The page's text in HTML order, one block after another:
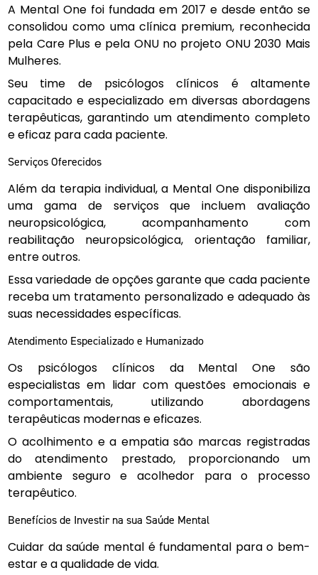
A Mental One foi fundada em 2017 e desde então se
consolidou como uma clínica premium, reconhecida
pela Care Plus e pela ONU no projeto ONU 2030 Mais
Mulheres.
Seu time de psicólogos clínicos é altamente
capacitado e especializado em diversas abordagens
terapêuticas, garantindo um atendimento completo
e eficaz para cada paciente.
Serviços Oferecidos
Além da terapia individual, a Mental One disponibiliza
uma gama de serviços que incluem avaliação
neuropsicológica, acompanhamento com
reabilitação neuropsicológica, orientação familiar,
entre outros.
Essa variedade de opções garante que cada paciente
receba um tratamento personalizado e adequado às
suas necessidades específicas.
Atendimento Especializado e Humanizado
Os psicólogos clínicos da Mental One são
especialistas em lidar com questões emocionais e
comportamentais, utilizando abordagens
terapêuticas modernas e eficazes.
O acolhimento e a empatia são marcas registradas
do atendimento prestado, proporcionando um
ambiente seguro e acolhedor para o processo
terapêutico.
Benefícios de Investir na sua Saúde Mental
Cuidar da saúde mental é fundamental para o bem-
estar e a qualidade de vida.